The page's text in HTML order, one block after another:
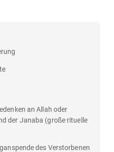
an Allah oder
der Janaba (große rituelle
des Verstorbenen